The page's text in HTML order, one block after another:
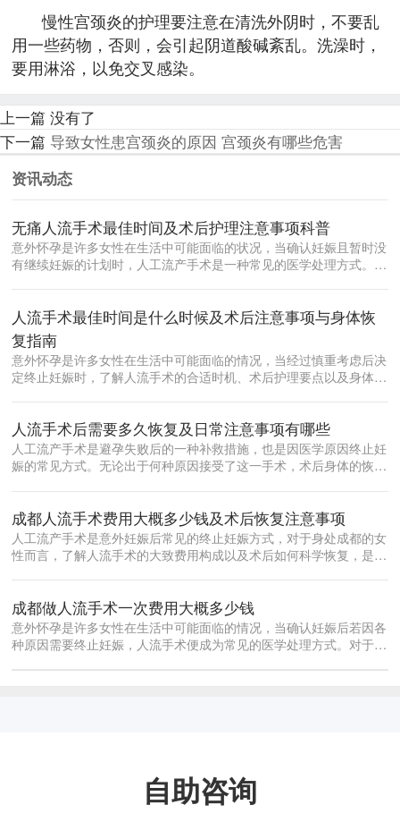
慢性宫颈炎的护理要注意在清洗外阴时，不要乱
用一些药物，否则，会引起阴道酸碱紊乱。洗澡时，
要用淋浴，以免交叉感染。
上一篇 没有了
下一篇 导致女性患宫颈炎的原因 宫颈炎有哪些危害
资讯动态
无痛人流手术最佳时间及术后护理注意事项科普
意外怀孕是许多女性在生活中可能面临的状况，当确认妊娠且暂时没
有继续妊娠的计划时，人工流产手术是一种常见的医学处理方式。在
人流手术最佳时间是什么时候及术后注意事项与身体恢
复指南
意外怀孕是许多女性在生活中可能面临的情况，当经过慎重考虑后决
定终止妊娠时，了解人流手术的合适时机、术后护理要点以及身体恢
人流手术后需要多久恢复及日常注意事项有哪些
人工流产手术是避孕失败后的一种补救措施，也是因医学原因终止妊
娠的常见方式。无论出于何种原因接受了这一手术，术后身体的恢复
成都人流手术费用大概多少钱及术后恢复注意事项
人工流产手术是意外妊娠后常见的终止妊娠方式，对于身处成都的女
性而言，了解人流手术的大致费用构成以及术后如何科学恢复，是做
成都做人流手术一次费用大概多少钱
意外怀孕是许多女性在生活中可能面临的情况，当确认妊娠后若因各
种原因需要终止妊娠，人流手术便成为常见的医学处理方式。对于身
自助咨询